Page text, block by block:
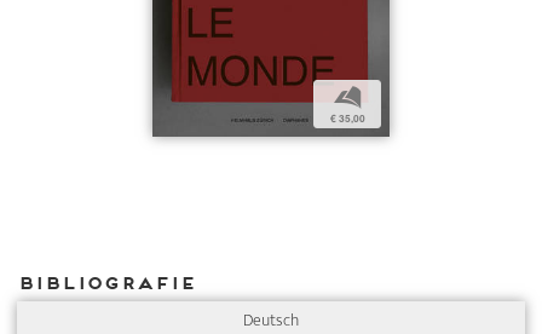
b
€ 35,00
Bibliografie
Deutsch